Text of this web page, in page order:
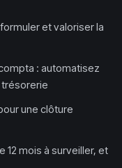
et valoriser la
: automatisez
une clôture
12 mois à surveiller, et